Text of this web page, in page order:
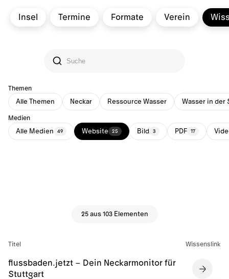
Insel Termine Formate Verein
Themen
Alle Themen Neckar Ressource Wasser Wasser in der
Medien
Alle Medien 49 Website 25 Bild 3 PDF 17
25 aus 103 Elementen
Titel Wissenslink
flussbaden.jetzt – Dein Neckarmonitor für
Stuttgart